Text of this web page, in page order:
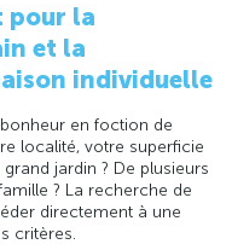
pour la
et la
individuelle
en foction de
localité, votre superficie
jardin ? De plusieurs
? La recherche de
directement à une
critères.